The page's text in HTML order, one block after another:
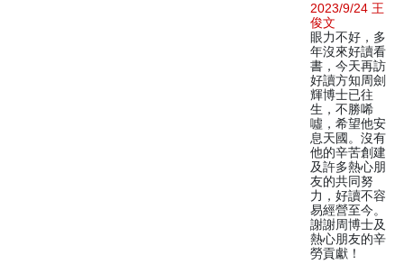
2023/9/24 王
俊文
眼力不好，多
年沒來好讀看
書，今天再訪
好讀方知周劍
輝博士已往
生，不勝唏
噓，希望他安
息天國。沒有
他的辛苦創建
及許多熱心朋
友的共同努
力，好讀不容
易經營至今。
謝謝周博士及
熱心朋友的辛
勞貢獻！